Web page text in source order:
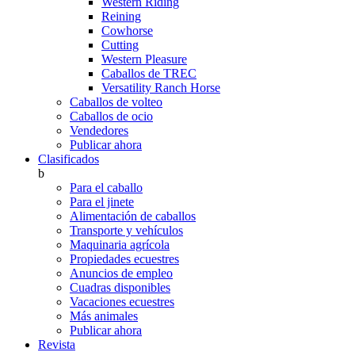
Reining
Cowhorse
Cutting
Western Pleasure
Caballos de TREC
Versatility Ranch Horse
Caballos de volteo
Caballos de ocio
Vendedores
Publicar ahora
Clasificados
b
Para el caballo
Para el jinete
Alimentación de caballos
Transporte y vehículos
Maquinaria agrícola
Propiedades ecuestres
Anuncios de empleo
Cuadras disponibles
Vacaciones ecuestres
Más animales
Publicar ahora
Revista